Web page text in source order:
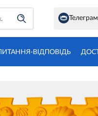
ПИТАННЯ-ВІДПОВІДЬ